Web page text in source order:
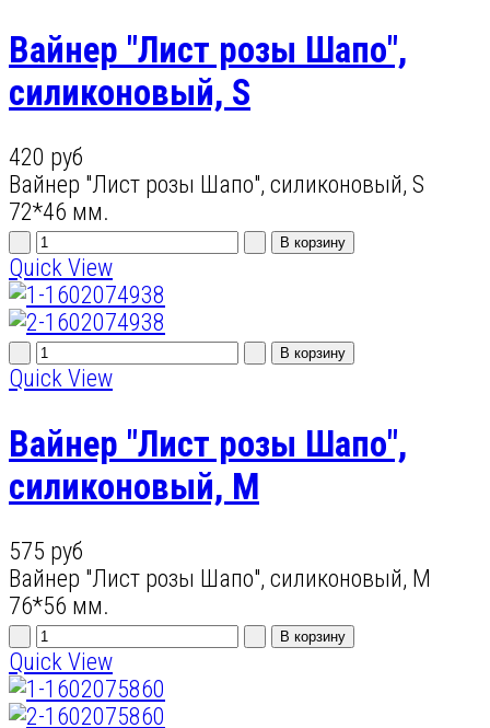
Вайнер "Лист розы Шапо",
силиконовый, S
420 руб
Вайнер "Лист розы Шапо", силиконовый, S
72*46 мм.
Quick View
Quick View
Вайнер "Лист розы Шапо",
силиконовый, M
575 руб
Вайнер "Лист розы Шапо", силиконовый, M
76*56 мм.
Quick View